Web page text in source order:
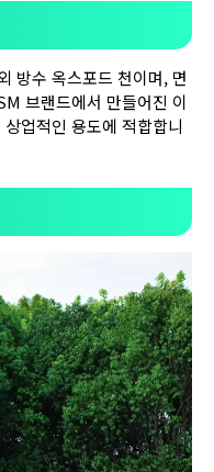
방수 옥스포드 천이며, 면
브랜드에서 만들어진 이
업적인 용도에 적합합니